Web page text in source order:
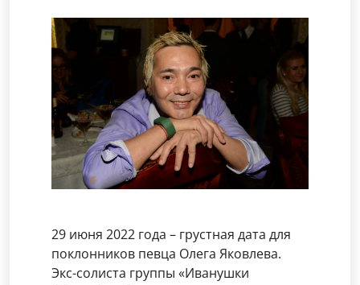
29 июня 2022 года – грустная дата для
поклонников певца Олега Яковлева.
Экс-солиста группы «Иванушки